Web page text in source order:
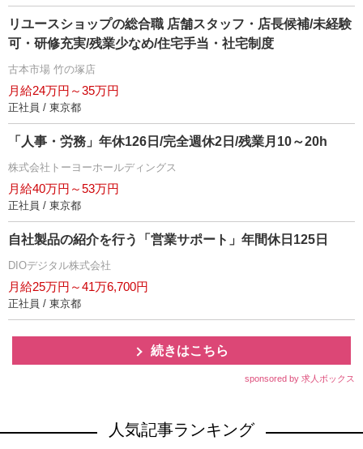
リユースショップの総合職 店舗スタッフ・店長候補/未経験
可・研修充実/残業少なめ/住宅手当・社宅制度
古本市場 竹の塚店
月給24万円～35万円
正社員 / 東京都
「人事・労務」年休126日/完全週休2日/残業月10～20h
株式会社トーヨーホールディングス
月給40万円～53万円
正社員 / 東京都
自社製品の紹介を行う「営業サポート」年間休日125日
DIOデジタル株式会社
月給25万円～41万6,700円
正社員 / 東京都
続きはこちら
sponsored by 求人ボックス
人気記事ランキング